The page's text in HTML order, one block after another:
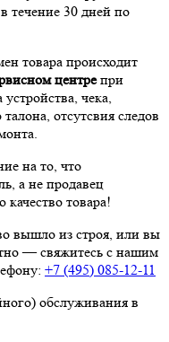
течение 30 дней по
товара происходит
центрепри
чека,
отсутсвия следов
на то, что
а не продавец
товара!
вышло из строя, или вы
— свяжитесь с нашим
+7 (495) 085-12-11
обслуживания в